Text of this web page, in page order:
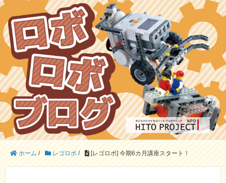
ホーム / レゴロボ / [レゴロボ] 今期6カ月講座スタート！